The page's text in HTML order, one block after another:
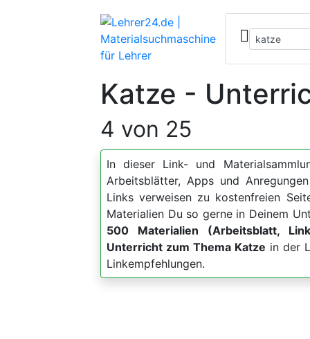
Katze -
4 von 25
In dieser Link- und
Arbeitsblätter, Apps und
Links verweisen zu kostenfreien
Materialien Du so gerne in Deinem
500 Materialien (Arbeitsblatt,
Unterricht zum Thema Katze in der
Linkempfehlungen.